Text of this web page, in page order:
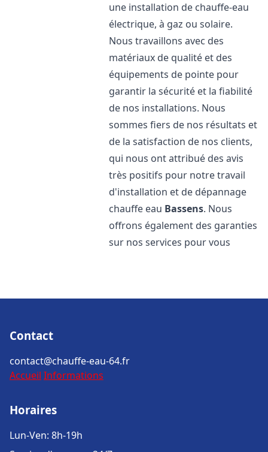
une installation de chauffe-eau
électrique, à gaz ou solaire.
Nous travaillons avec des
matériaux de qualité et des
équipements de pointe pour
garantir la sécurité et la fiabilité
de nos installations. Nous
sommes fiers de nos résultats et
de la satisfaction de nos clients,
qui nous ont attribué des avis
très positifs pour notre travail
d'installation et de dépannage
chauffe eau Bassens. Nous
offrons également des garanties
sur nos services pour vous
Contact
contact@chauffe-eau-64.fr
Accueil Informations
Horaires
Lun-Ven: 8h-19h